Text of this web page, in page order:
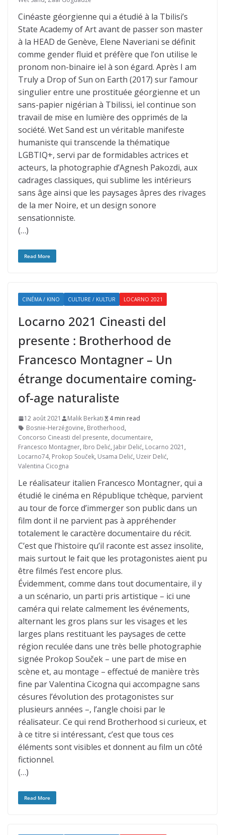
Cinéaste géorgienne qui a étudié à la Tbilisi’s
State Academy of Art avant de passer son master
à la HEAD de Genève, Elene Naveriani se définit
comme gender fluid et préfère que l’on utilise le
pronom non-binaire iel à son égard. Après I am
Truly a Drop of Sun on Earth (2017) sur l’amour
singulier entre une prostituée géorgienne et un
sans-papier nigérian à Tbilissi, iel continue son
travail de mise en lumière des opprimés de la
société. Wet Sand est un véritable manifeste
humaniste qui transcende la thématique
LGBTIQ+, servi par de formidables actrices et
acteurs, la photographie d’Agnesh Pakozdi, aux
cadrages classiques, qui sublime les intérieurs
sans âge ainsi que les paysages âpres des rivages
de la mer Noire, et un design sonore
sensationniste.
(…)
Read More
CINÉMA / KINO CULTURE / KULTUR LOCARNO 2021
Locarno 2021 Cineasti del
presente : Brotherhood de
Francesco Montagner – Un
étrange documentaire coming-
of-age naturaliste
12 août 2021 Malik Berkati
4 min read
Bosnie-Herzégovine, Brotherhood,
Concorso Cineasti del presente, documentaire,
Francesco Montagner, Ibro Delić, Jabir Delić, Locarno 2021 ,
Locarno74, Prokop Souček, Usama Delić, Uzeir Delić,
Valentina Cicogna
Le réalisateur italien Francesco Montagner, qui a
étudié le cinéma en République tchèque, parvient
au tour de force d’immerger son public dans un
film dont il ne parvient pas à appréhender
totalement le caractère documentaire du récit.
C’est que l’histoire qu’il raconte est assez insolite,
mais surtout le fait que les protagonistes aient pu
être filmés l’est encore plus.
Évidemment, comme dans tout documentaire, il y
a un scénario, un parti pris artistique – ici une
caméra qui relate calmement les événements,
alternant les gros plans sur les visages et les
larges plans restituant les paysages de cette
région reculée dans une très belle photographie
signée Prokop Souček – une part de mise en
scène et, au montage – effectué de manière très
fine par Valentina Cicogna qui accompagne sans
césures l’évolution des protagonistes sur
plusieurs années –, l’angle choisi par le
réalisateur. Ce qui rend Brotherhood si curieux, et
à ce titre si intéressant, c’est que tous ces
éléments sont visibles et donnent au film un côté
fictionnel.
(…)
Read More